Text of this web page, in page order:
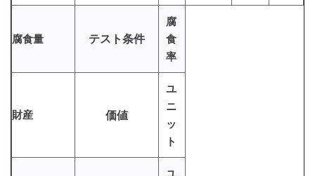
腐食量 テスト条件
腐
食
率
財産 価値
ユ
ニ
ッ
ト